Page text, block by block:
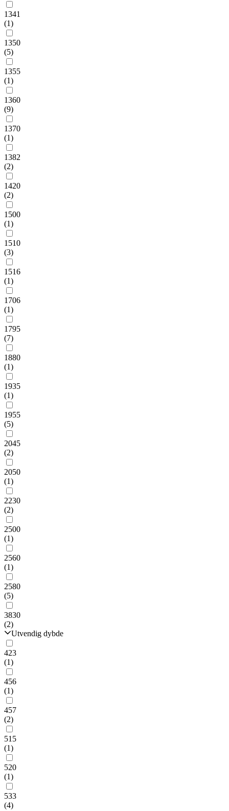
1341
(1)
1350
(5)
1355
(1)
1360
(9)
1370
(1)
1382
(2)
1420
(2)
1500
(1)
1510
(3)
1516
(1)
1706
(1)
1795
(7)
1880
(1)
1935
(1)
1955
(5)
2045
(2)
2050
(1)
2230
(2)
2500
(1)
2560
(1)
2580
(5)
3830
(2)
Utvendig dybde
423
(1)
456
(1)
457
(2)
515
(1)
520
(1)
533
(4)